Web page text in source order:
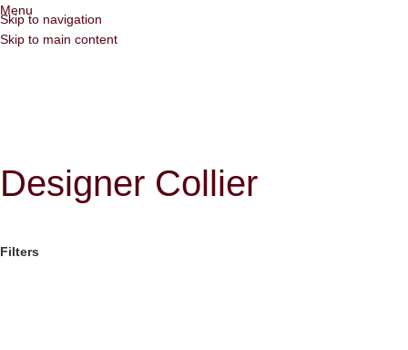
Skip to navigation
Skip to main content
Menu
Designer Collier
Filters